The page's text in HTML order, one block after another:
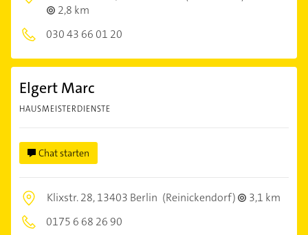
2,8 km
030 43 66 01 20
Elgert Marc
HAUSMEISTERDIENSTE
Chat starten
Klixstr. 28,13403 Berlin (Reinickendorf)
3,1 km
0175 6 68 26 90